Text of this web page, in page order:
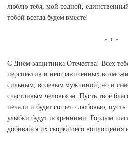
люблю тебя, мой родной,
тобой всегда будем вместе!
С Днём защитника Отечества! Всех
перспектив и неограниченных
сильным, волевым мужчиной, но и
счастливым человеком. Пусть твоё
печали и будет согрето любовью,
улыбки будут искренними. Гордым
добивайся их скорейшего воплощения